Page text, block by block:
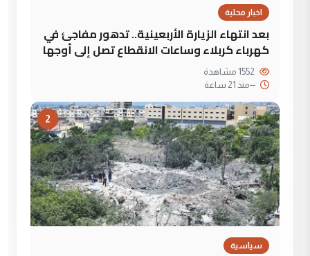
اخبار محلية
بعد انتهاء الزيارة الأربعينية.. تدهور مفاجئ في
كهرباء كربلاء وساعات الانقطاع تصل إلى أوجها
--منذ 21 ساعة
2
سياسية